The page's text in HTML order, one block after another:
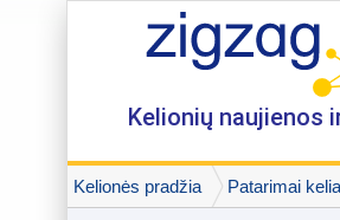
Kelionių naujienos
Kelionės pradžia Patarimai